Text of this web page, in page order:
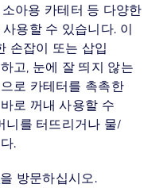
소아용 카테터 등 다양한
용할 수 있습니다. 이
손잡이 또는 삽입
고, 눈에 잘 띄지 않는
로 카테터를 촉촉한
로 꺼내 사용할 수
니를 터뜨리거나 물/
.
을 방문하십시오.